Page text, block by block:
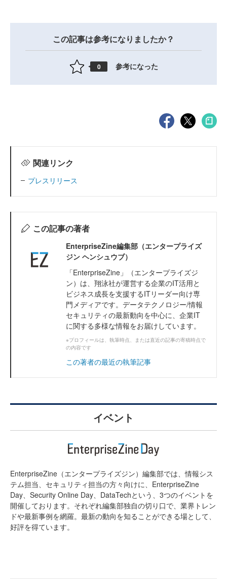
この記事は参考になりましたか？
0 参考になった
関連リンク
プレスリリース
この記事の著者
EnterpriseZine編集部（エンタープライズ
ジン ヘンシュウブ）
「EnterpriseZine」（エンタープライズジ
ン）は、翔泳社が運営する企業のIT活用と
ビジネス成長を支援するITリーダー向け専
門メディアです。データテクノロジー/情報
セキュリティの最新動向を中心に、企業IT
に関する多様な情報をお届けしています。
※プロフィールは、執筆時点、または直近の記事の寄稿時点で
の内容です
この著者の最近の執筆記事
イベント
EnterpriseZine（エンタープライズジン）編集部では、情報シス
テム担当、セキュリティ担当の方々向けに、EnterpriseZine
Day、Security Online Day、DataTechという、3つのイベントを
開催しております。それぞれ編集部独自の切り口で、業界トレン
ドや最新事例を網羅。最新の動向を知ることができる場として、
好評を得ています。